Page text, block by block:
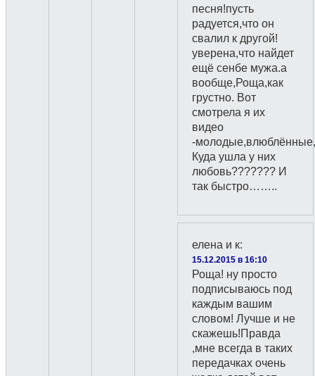
песня!пусть
радуется,что он
свалил к другой!
уверена,что найдет
ещё сенбе мужа.а
вообще,Роща,как
грустно. Вот
смотрела я их
видео
-
Куда ушла у них
любовь??????? И
так быстро……..
елена и к:
15.12.2015 в 16:10
Роща! ну просто
подписываюсь под
каждым вашим
словом! Лучше и не
скажешь!Правда
,мне всегда в таких
передачках очень